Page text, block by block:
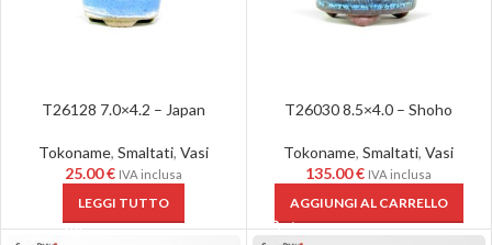
T26128 7.0×4.2 – Japan
Tokoname, Smaltati, Vasi
25.00€ IVA inclusa
LEGGI TUTTO
T26030 8.5×4.0 – Shoho
Tokoname,Smaltati,Vasi
135.00€ IVA inclusa
AGGIUNGI AL CARRELLO